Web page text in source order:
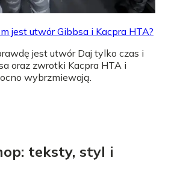
jest utwór Gibbsa i Kacpra HTA?
jest utwór Daj tylko czas i
oraz zwrotki Kacpra HTA i
wybrzmiewają.
teksty, styl i